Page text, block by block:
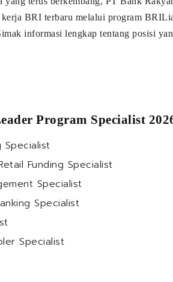
BRI terbaru melalui program
informasi lengkap tentang posisi
Program Specialist
Specialist
Funding Specialist
Specialist
Specialist
Specialist